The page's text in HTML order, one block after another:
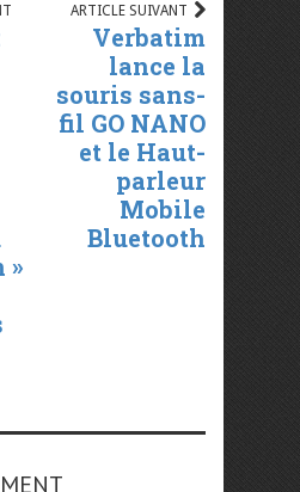
»
ARTICLE SUIVANT
Verbatim
lance la
souris sans-
fil GO NANO
et le Haut-
parleur
Mobile
Bluetooth